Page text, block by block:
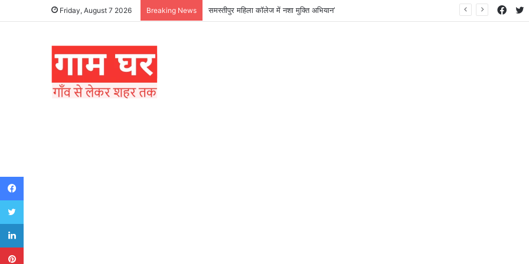
Friday, August 7 2026 Breaking News समस्तीपुर महिला कॉलेज में नशा मुक्ति अभियान’
Facebook
Twitter
LinkedIn
Pinterest